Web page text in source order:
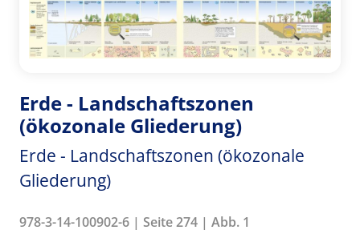
Erde - Landschaftszonen
(ökozonale Gliederung)
Erde - Landschaftszonen (ökozonale
Gliederung)
978-3-14-100902-6 | Seite 274 | Abb. 1